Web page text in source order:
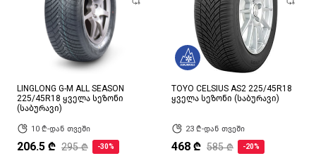
LINGLONG G-M ALL SEASON
225/45R18 ყველა სეზონი
(საბურავი)
10 ₾-დან თვეში
206.5 ₾ 295 ₾ -30%
TOYO CELSIUS AS2 225/45R18
ყველა სეზონი (საბურავი)
23 ₾-დან თვეში
468 ₾ 585 ₾ -20%